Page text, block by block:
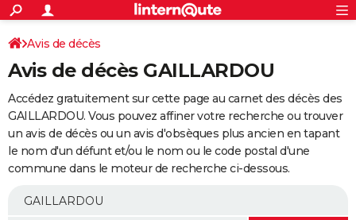
ACTUALITÉS
Politique
Société
Faits Divers
Education
Monde
Villes
+
SPORT
Coupe du monde 2026
Football
Tennis
Cyclisme
Rugby
Forum
Programme TV
TNT
Streaming
Cinéma
Sorties cinéma
Musique
+
FINANCE
Impôts
Immobilier
Risques naturels par ville
Banque
Assurance
Crédit
AUTO
Essais
Réserver un essai
Citadines
Berlines
SUV
Forum auto
+
Mobiles
Meilleur smartphone
Internet
Ordinateurs
Jeux vidéo
Guide high-tech
Avis de décès
Avis de décès GAILLARDOU
Accédez gratuitement sur cette page au carnet des décès des
GAILLARDOU. Vous pouvez affiner votre recherche ou trouver
un avis de décès ou un avis d'obsèques plus ancien en tapant
le nom d'un défunt et/ou le nom ou le code postal d'une
commune dans le moteur de recherche ci-dessous.